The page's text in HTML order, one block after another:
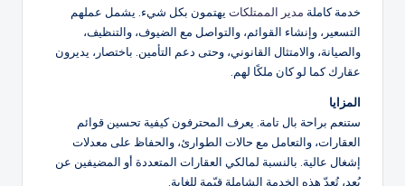
خدمة كاملة مدير الممتلكات يهتمون بكل شيء. يشمل عملهم
التسعير، وإنشاء القوائم، والتواصل مع الضيوف، والتنظيف،
والصيانة، والامتثال القانوني، وحتى دعم التأمين. باختصار، يديرون
عقارك كما لو كان ملكًا لهم.
المزايا
ستنعم براحة بال تامة. يعرف المحترفون كيفية تحسين قوائم
العقارات، والتعامل مع حالات الطوارئ، والحفاظ على معدلات
إشغال عالية. بالنسبة لمالكي العقارات المتعددة أو المضيفين عن
بُعد، تُعدّ هذه الخدمة الشاملة قيّمة للغاية.